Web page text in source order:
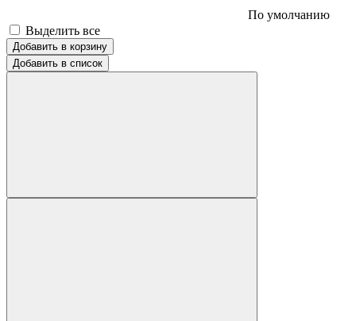
По умолчанию
Выделить все
Добавить в корзину
Добавить в список